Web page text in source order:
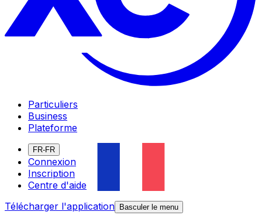
Particuliers
Business
Plateforme
FR-FR
Connexion
Inscription
Centre d'aide
Télécharger l'application
Basculer le menu